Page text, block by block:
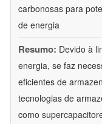
carbonosas para
de energia
Resumo: Devido à
energia, se faz
eficientes de
tecnologias de
como